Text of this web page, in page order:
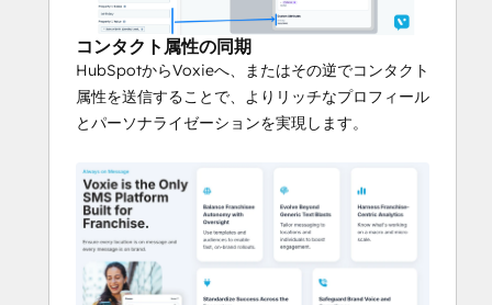
キャンペーン・パフォーマンスに関する貴
重な洞察を解き放ちます。
ブランドの声とコンプライアンスを
守る
フランチャイズ加盟店をサポートしなが
徹底します。
コンタクト属性の同期
HubSpotからVoxieへ、またはその逆でコンタクト
属性を送信することで、よりリッチなプロフィール
とパーソナライゼーションを実現します。